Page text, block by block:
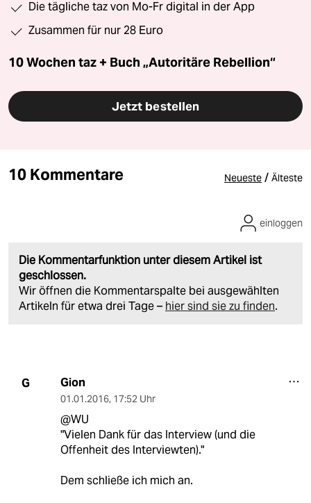
Die tägliche taz von Mo-Fr digital in der App
Zusammen für nur 28 Euro
10 Wochen taz + Buch „Autoritäre Rebellion“
Jetzt bestellen
10 Kommentare Neueste / Älteste
Die Kommentarfunktion unter diesem Artikel ist
geschlossen.
Wir öffnen die Kommentarspalte bei ausgewählten
Artikeln für etwa drei Tage – hier sind sie zu finden.
einloggen
G Gion
01.01.2016, 17:52 Uhr
@WU
"Vielen Dank für das Interview (und die
Offenheit des Interviewten)."
Dem schließe ich mich an.